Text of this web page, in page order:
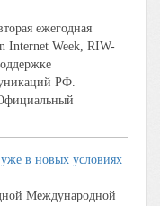
ежегодная
Internet Week, RIW-
РФ.
в новых условиях
Международной